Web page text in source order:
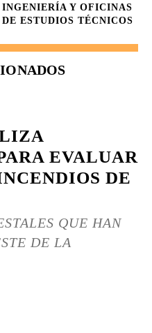
INGENIERÍA Y OFICINAS
DE ESTUDIOS TÉCNICOS
EVALUAR
DE
QUE HAN
DE LA